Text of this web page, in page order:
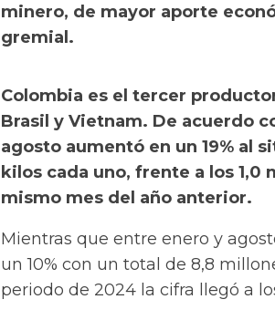
minero, de mayor aporte
gremial.
Colombia es el tercer
Brasil y Vietnam. De acuerdo
agosto aumentó en un 19% al
kilos cada uno, frente a los 1,0
mismo mes del año anterior.
Mientras que entre enero y
un 10% con un total de 8,8
periodo de 2024 la cifra llegó a